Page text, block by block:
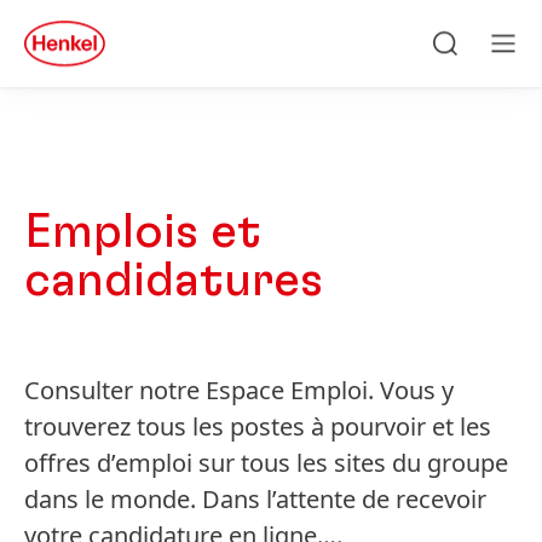
Skip to footer
quick
search
Emplois et
candidatures
Consulter notre Espace Emploi. Vous y
trouverez tous les postes à pourvoir et les
offres d’emploi sur tous les sites du groupe
dans le monde. Dans l’attente de recevoir
votre candidature en ligne….
labelFilterOptionsLang